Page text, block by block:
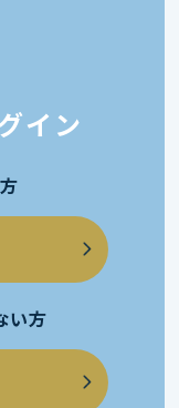
イン
い方